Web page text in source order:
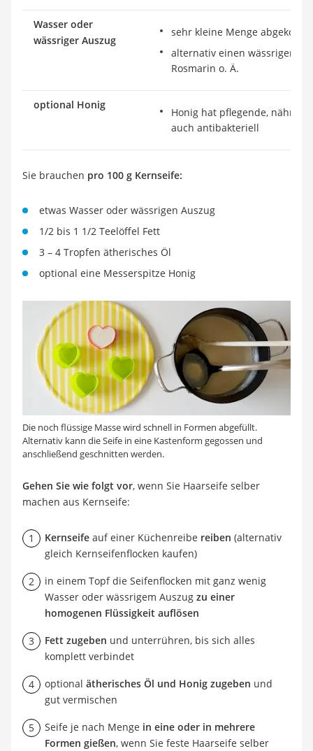
Wasser oder
wässriger Auszug
sehr kleine Menge
alternativ einen wässrigen
Rosmarin o. Ä.
optional Honig
Honig hat pflegende,
auch antibakteriell
Sie brauchen pro 100 g Kernseife:
etwas Wasser oder wässrigen Auszug
1/2 bis 1 1/2 Teelöffel Fett
3 – 4 Tropfen ätherisches Öl
optional eine Messerspitze Honig
Die noch flüssige Masse wird schnell in Formen abgefüllt.
Alternativ kann die Seife in eine Kastenform gegossen und
anschließend geschnitten werden.
Gehen Sie wie folgt vor, wenn Sie Haarseife selber
machen aus Kernseife:
Kernseife auf einer Küchenreibe reiben (alternativ
gleich Kernseifenflocken kaufen)
in einem Topf die Seifenflocken mit ganz wenig
Wasser oder wässrigem Auszug zu einer
homogenen Flüssigkeit auflösen
Fett zugeben und unterrühren, bis sich alles
komplett verbindet
optional ätherisches Öl und Honig zugeben und
gut vermischen
Seife je nach Menge in eine oder in mehrere
Formen gießen, wenn Sie feste Haarseife selber